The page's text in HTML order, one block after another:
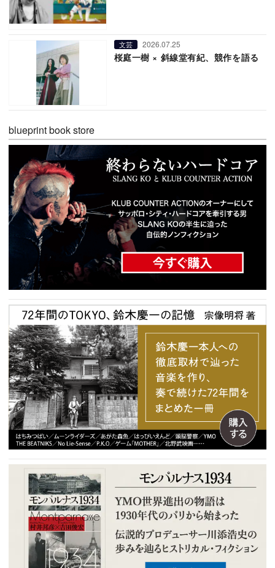
文芸 2026.07.25
桜庭一樹 × 斜線堂有紀、競作を語る
blueprint book store